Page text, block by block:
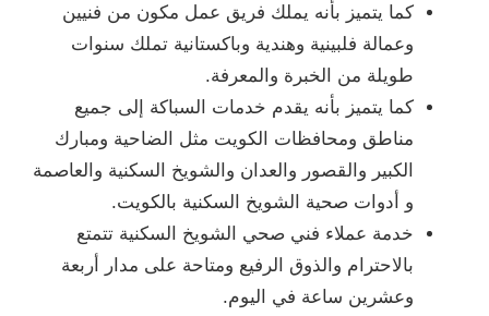
كما يتميز بأنه يملك فريق عمل مكون من فنيين
وعمالة فلبينية وهندية وباكستانية تملك سنوات
طويلة من الخبرة والمعرفة.
كما يتميز بأنه يقدم خدمات السباكة إلى جميع
مناطق ومحافظات الكويت مثل الضاحية ومبارك
الكبير والقصور والعدان والشويخ السكنية والعاصمة
و أدوات صحية الشويخ السكنية بالكويت.
خدمة عملاء فني صحي الشويخ السكنية تتمتع
بالاحترام والذوق الرفيع ومتاحة على مدار أربعة
وعشرين ساعة في اليوم.